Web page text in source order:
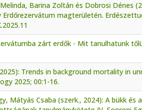
Barina Zoltán és Dobrosi Dénes
Erdőrezervátum magterületén.
zárt erdők - Mit tanulhatunk
Trends in background mortality in
2025; 00:1-16.
Mátyás Csaba (szerk., 2024): A bükk